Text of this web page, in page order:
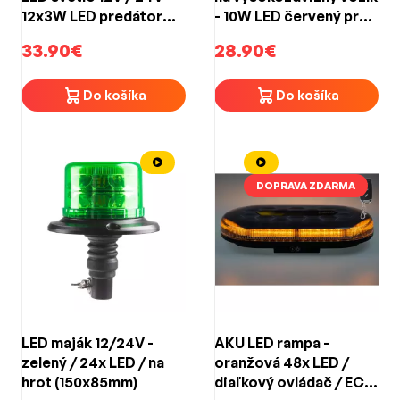
12x3W LED predátor
(129x40x15mm)
33.90€
Do košíka
- 10W LED červený pruh
28.90€
Do košíka
LED maják 12/24V -
zelený / 24x LED / na
hrot (150x85mm)
DOPRAVA ZDARMA
AKU LED rampa -
oranžová 48x LED /
diaľkový ovládač / ECE